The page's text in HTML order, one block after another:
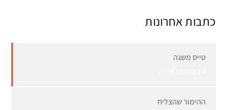
כתבות אחרונות
טייס משנה
ההימור שהצליח